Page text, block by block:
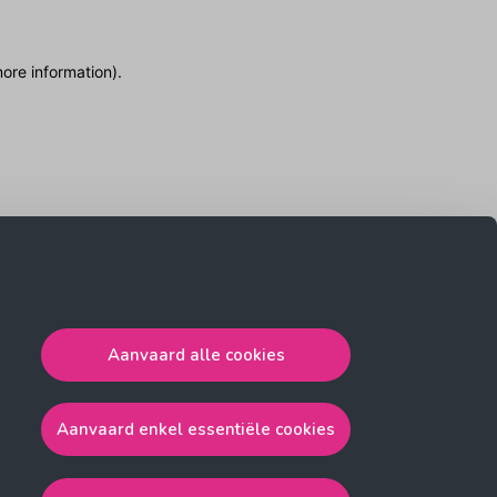
Aanvaard alle cookies
Aanvaard enkel essentiële cookies
information).